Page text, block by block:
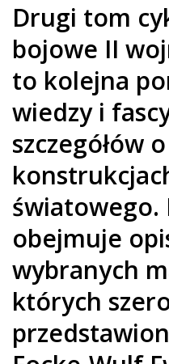
Drugi tom
bojowe II
to kolejna
wiedzy i
szczegółów
światowego.
obejmuje
wybranych
których